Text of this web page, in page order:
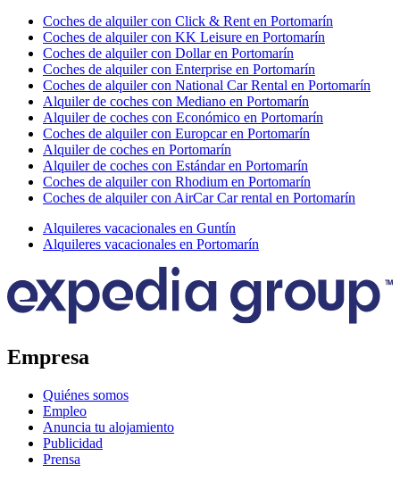
Coches de alquiler con Click & Rent en Portomarín
Coches de alquiler con KK Leisure en Portomarín
Coches de alquiler con Dollar en Portomarín
Coches de alquiler con Enterprise en Portomarín
Coches de alquiler con National Car Rental en Portomarín
Alquiler de coches con Mediano en Portomarín
Alquiler de coches con Económico en Portomarín
Coches de alquiler con Europcar en Portomarín
Alquiler de coches en Portomarín
Alquiler de coches con Estándar en Portomarín
Coches de alquiler con Rhodium en Portomarín
Coches de alquiler con AirCar Car rental en Portomarín
Alquileres vacacionales en Guntín
Alquileres vacacionales en Portomarín
Empresa
Quiénes somos
Empleo
Anuncia tu alojamiento
Publicidad
Prensa